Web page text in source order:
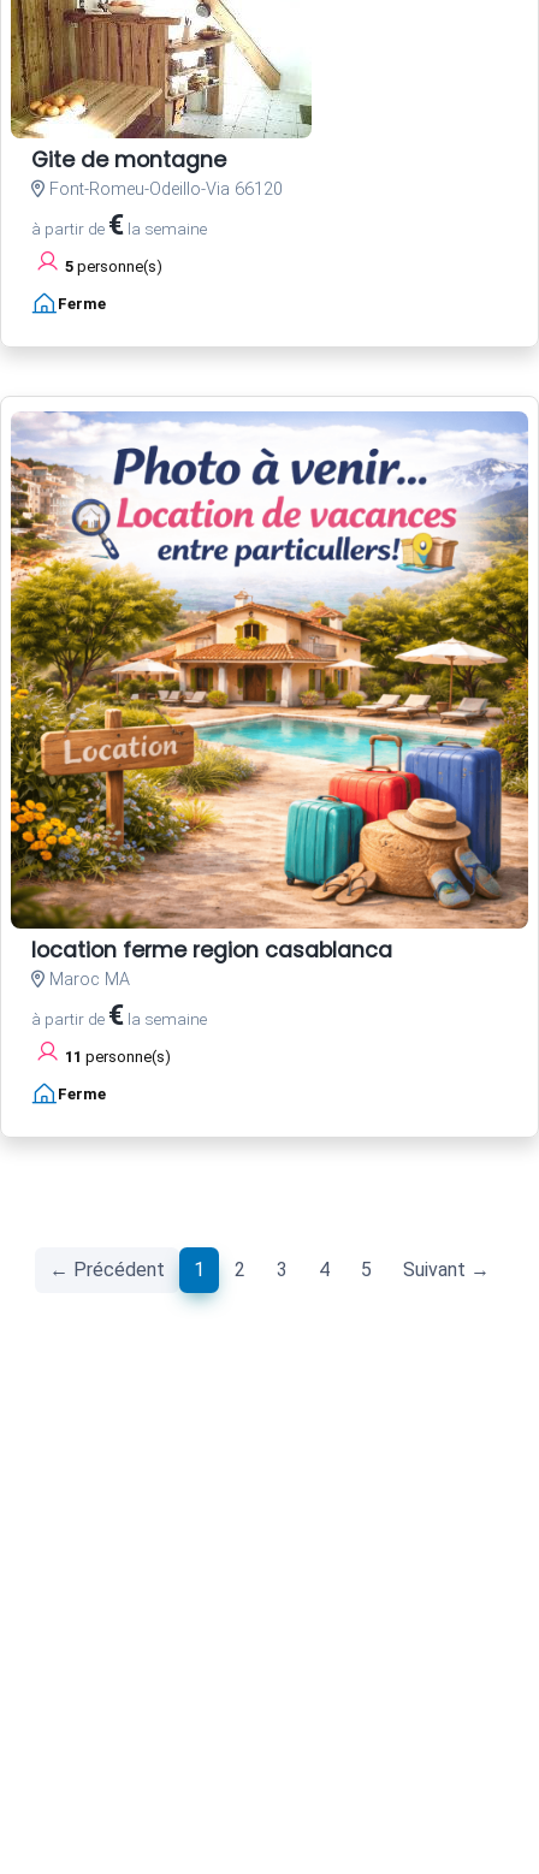
Gite de montagne
Font-Romeu-Odeillo-Via 66120
à partir de € la semaine
5 personne(s)
Ferme
location ferme region casablanca
Maroc MA
à partir de € la semaine
11 personne(s)
Ferme
← Précédent 1 (current)
2 3 4 5 Suivant →